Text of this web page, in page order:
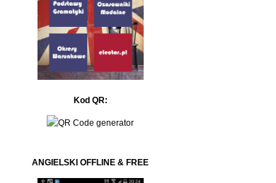
Kod QR:
ANGIELSKI OFFLINE & FREE